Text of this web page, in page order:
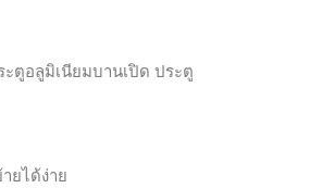
ตูอลูมิเนียมบานเปิด ประตู
ยได้ง่าย